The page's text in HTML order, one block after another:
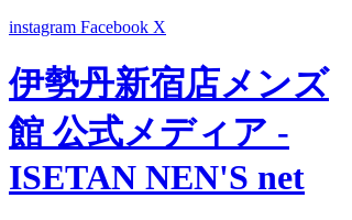
instagram Facebook X
伊勢丹新宿店メンズ
館 公式メディア -
ISETAN NEN'S net